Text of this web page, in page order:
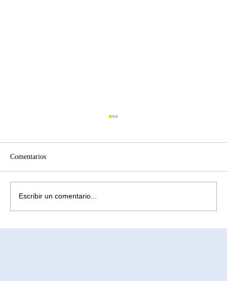
Comentarios
Escribir un comentario...